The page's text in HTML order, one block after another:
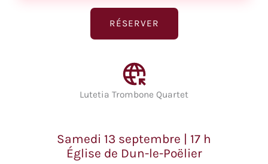
RÉSERVER
Lutetia Trombone Quartet
Samedi 13 septembre | 17 h
Église de Dun-le-Poëlier